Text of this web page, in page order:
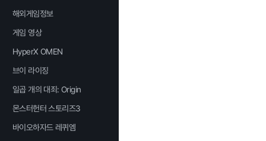
해외게임정보
게임 영상
HyperX OMEN
브이 라이징
일곱 개의 대죄: Origin
몬스터헌터 스토리즈3
바이오하자드 레퀴엠